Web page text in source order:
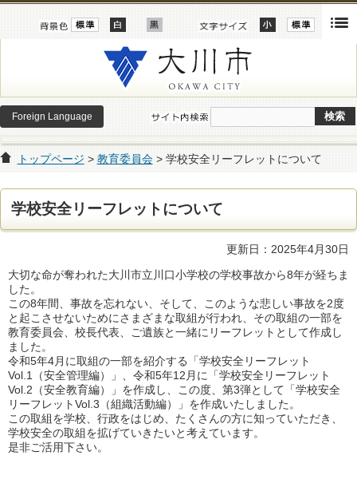
Foreign Language
トップページ > 教育委員会> 学校安全リーフレットについて
学校安全リーフレットについて
更新日：2025年4月30日
大切な命が奪われた大川市立川口小学校の学校事故から8年が経ちま
した。
この8年間、事故を忘れない、そして、このような悲しい事故を2度
と起こさせないためにさまざまな取組が行われ、その取組の一部を
教育委員会、校長代表、ご遺族と一緒にリーフレットとして作成し
ました。
令和5年4月に取組の一部を紹介する「学校安全リーフレット
Vol.1（安全管理編）」、令和5年12月に「学校安全リーフレット
Vol.2（安全教育編）」を作成し、この度、第3弾として「学校安全
リーフレットVol.3（組織活動編）」を作成いたしました。
この取組を学校、行政をはじめ、たくさんの方に知っていただき、
学校安全の取組を拡げていきたいと考えています。
是非ご活用下さい。